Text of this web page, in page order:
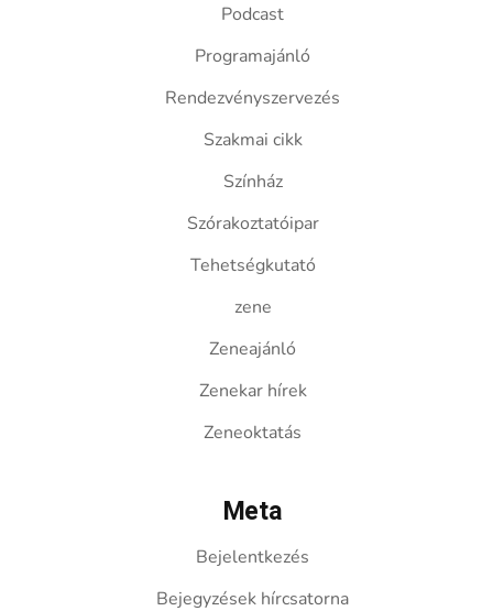
Podcast
Programajánló
Rendezvényszervezés
Szakmai cikk
Színház
Szórakoztatóipar
Tehetségkutató
zene
Zeneajánló
Zenekar hírek
Zeneoktatás
Meta
Bejelentkezés
Bejegyzések hírcsatorna